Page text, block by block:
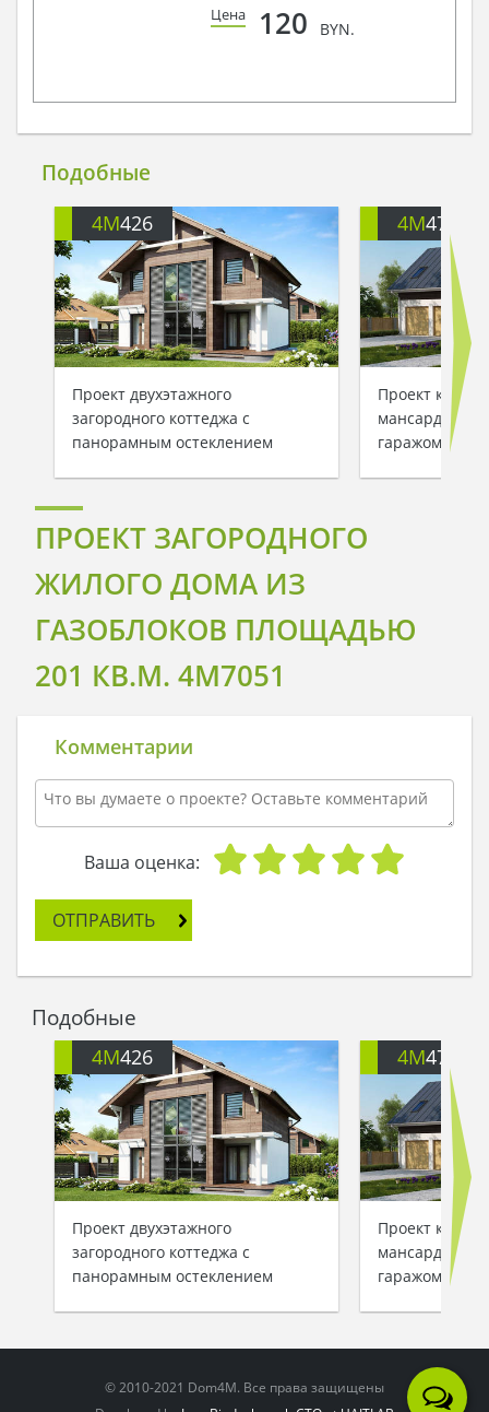
Цена 120 BYN.
Подобные
4M426
Проект двухэтажного
загородного коттеджа с
панорамным остеклением
4M472G
Проект
мансардой и
гаражом
ПРОЕКТ ЗАГОРОДНОГО
ЖИЛОГО ДОМА ИЗ
ГАЗОБЛОКОВ ПЛОЩАДЬЮ
201 КВ.М. 4M7051
Комментарии
Ваша оценка:
ОТПРАВИТЬ
Подобные
4M426
Проект двухэтажного
загородного коттеджа с
панорамным остеклением
4M472G
Проект
мансардой и
гаражом
© 2010-2021 Dom4M. Все права защищены